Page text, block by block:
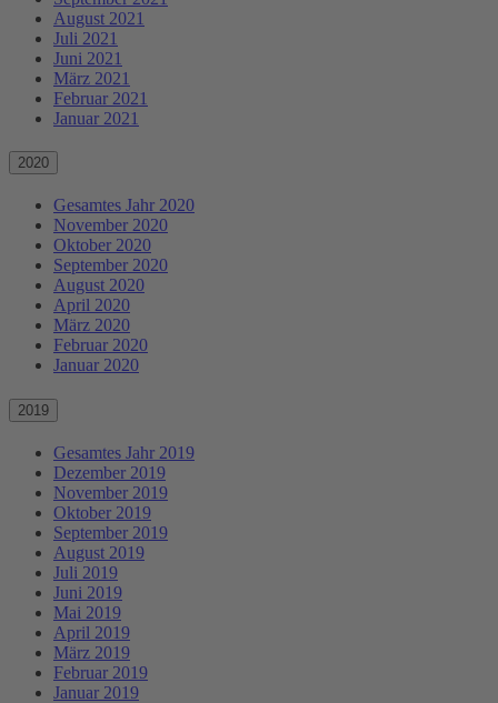
August 2021
Juli 2021
Juni 2021
März 2021
Februar 2021
Januar 2021
2020
Gesamtes Jahr 2020
November 2020
Oktober 2020
September 2020
August 2020
April 2020
März 2020
Februar 2020
Januar 2020
2019
Gesamtes Jahr 2019
Dezember 2019
November 2019
Oktober 2019
September 2019
August 2019
Juli 2019
Juni 2019
Mai 2019
April 2019
März 2019
Februar 2019
Januar 2019